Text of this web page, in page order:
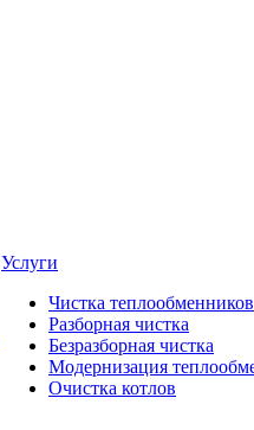
Услуги
Чистка теплообменников
Разборная чистка
Безразборная чистка
Модернизация
Очистка котлов